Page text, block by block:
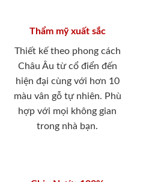
Thẩm mỹ xuất sắc
Thiết kế theo phong cách
Châu Âu từ cổ điển đến
hiện đại cùng với hơn 10
màu vân gỗ tự nhiên. Phù
hợp với mọi không gian
trong nhà bạn.